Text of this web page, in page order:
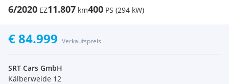
6/2020 EZ11.807 km400 PS (294 kW)
€ 84.999 Verkaufspreis
SRT Cars GmbH
Kälberweide 12